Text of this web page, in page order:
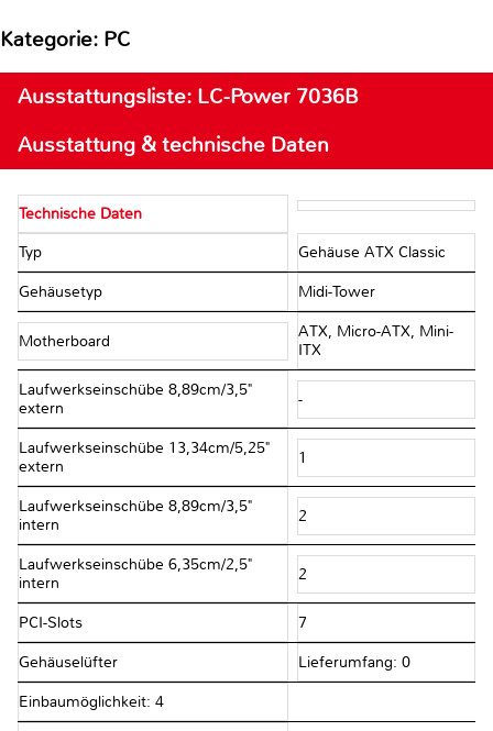
Kategorie: PC
Ausstattungsliste: LC-Power 7036B
Ausstattung & technische Daten
Technische Daten
Typ Gehäuse ATX Classic
Gehäusetyp Midi-Tower
Motherboard
ATX, Micro-ATX, Mini-
ITX
Laufwerkseinschübe 8,89cm/3,5"
extern
-
Laufwerkseinschübe 13,34cm/5,25"
extern
1
Laufwerkseinschübe 8,89cm/3,5"
intern
2
Laufwerkseinschübe 6,35cm/2,5"
intern
2
PCI-Slots 7
Gehäuselüfter Lieferumfang: 0
Einbaumöglichkeit: 4